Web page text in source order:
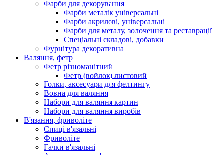
Фарби для декорування
Фарби металік універсальні
Фарби акрилові, універсальні
Фарби для металу, золочення та реставрації
Спеціальні складові, добавки
Фурнітура декоративна
Валяння, фетр
Фетр різноманітний
Фетр (войлок) листовий
Голки, аксесуари для фелтингу
Вовна для валяння
Набори для валяння картин
Набори для валяння виробів
В'язання, фриволіте
Спиці в'язальні
Фриволіте
Гачки в'язальні